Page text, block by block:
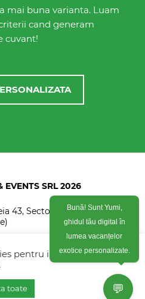
mai buna varianta. Luam
cand generam
cuvant!
EVENTS SRL 2026
43, Sector 5, Bucuresti
pentru imbunatati
toate 💬
Bună! Sunt Yumi,
ghidul tău digital în
lumea vacanțelor
exotice personalizate.